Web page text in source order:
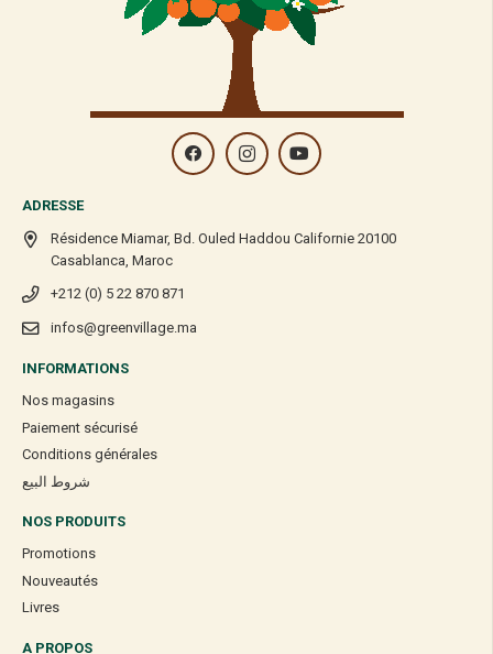
ADRESSE
Résidence Miamar, Bd. Ouled Haddou Californie 20100
Casablanca, Maroc
+212 (0) 5 22 870 871
infos@greenvillage.ma
INFORMATIONS
Nos magasins
Paiement sécurisé
Conditions générales
شروط البيع
NOS PRODUITS
Promotions
Nouveautés
Livres
A PROPOS